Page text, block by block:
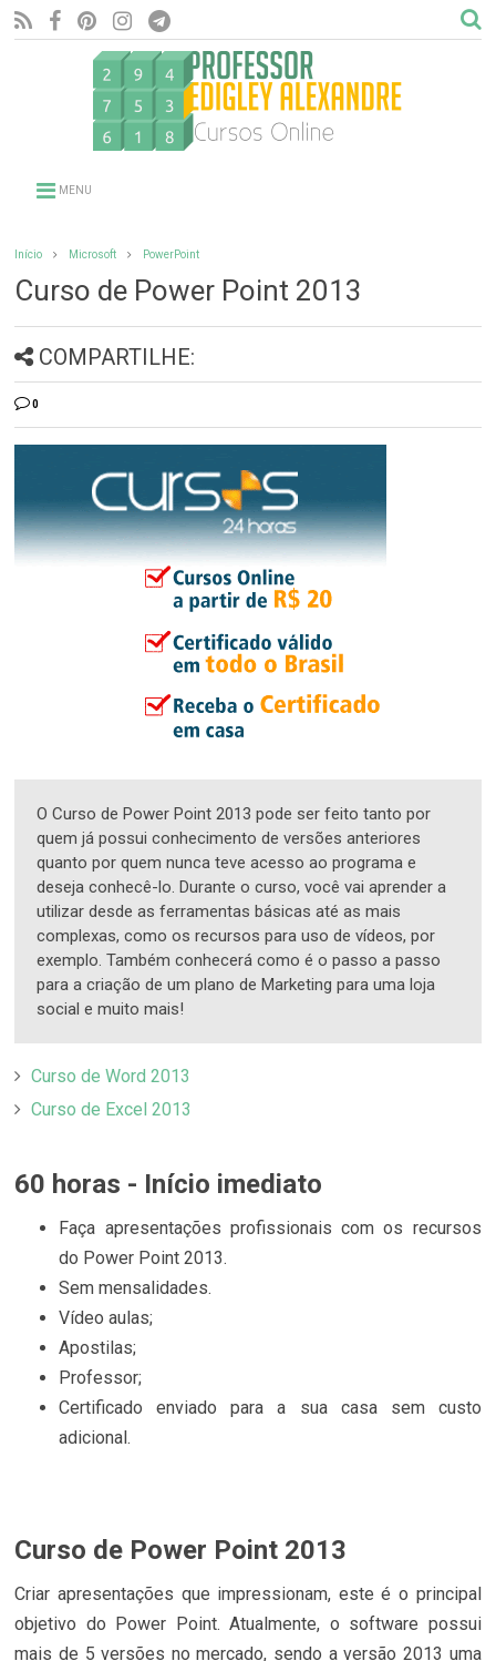
MENU
Início Microsoft PowerPoint
Curso de Power Point 2013
COMPARTILHE:
0
O Curso de Power Point 2013 pode ser feito tanto por
quem já possui conhecimento de versões anteriores
quanto por quem nunca teve acesso ao programa e
deseja conhecê-lo. Durante o curso, você vai aprender a
utilizar desde as ferramentas básicas até as mais
complexas, como os recursos para uso de vídeos, por
exemplo. Também conhecerá como é o passo a passo
para a criação de um plano de Marketing para uma loja
social e muito mais!
Curso de Word 2013
Curso de Excel 2013
60 horas - Início imediato
Faça apresentações profissionais com os recursos
do Power Point 2013.
Sem mensalidades.
Vídeo aulas;
Apostilas;
Professor;
Certificado enviado para a sua casa sem custo
adicional.
Curso de Power Point 2013
Criar apresentações que impressionam, este é o principal
objetivo do Power Point. Atualmente, o software possui
mais de 5 versões no mercado, sendo a versão 2013 uma